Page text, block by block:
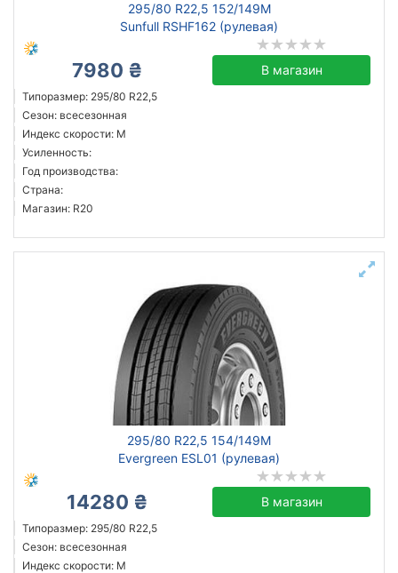
295/80 R22,5 152/149M
Sunfull RSHF162 (рулевая)
7980 ₴ В магазин
Типоразмер: 295/80 R22,5
Сезон: всесезонная
Индекс скорости: M
Усиленность:
Год производства:
Страна:
Магазин: R20
295/80 R22,5 154/149M
Evergreen ESL01 (рулевая)
14280 ₴ В магазин
Типоразмер: 295/80 R22,5
Сезон: всесезонная
Индекс скорости: M